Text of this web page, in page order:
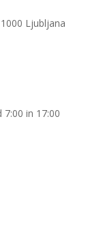
Ljubljana
in 17:00